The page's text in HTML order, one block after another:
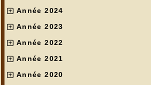
Année 2024
Année 2023
Année 2022
Année 2021
Année 2020